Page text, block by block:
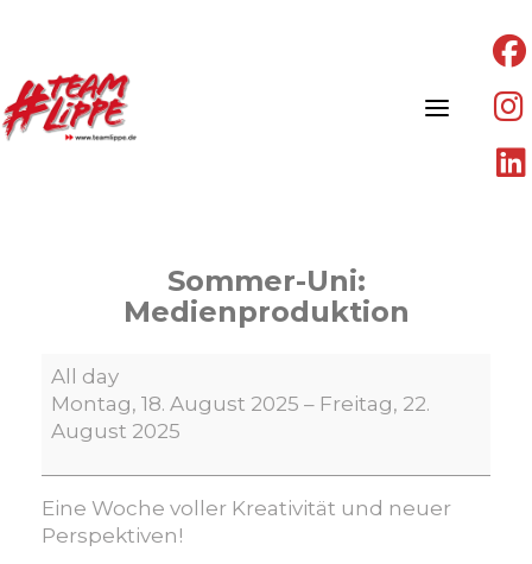
Sommer-Uni:
Medienproduktion
Sommer-
Uni:
Medienproduktion
All day
Montag, 18. August 2025 – Freitag, 22.
August 2025
Eine Woche voller Kreativität und neuer
Perspektiven!